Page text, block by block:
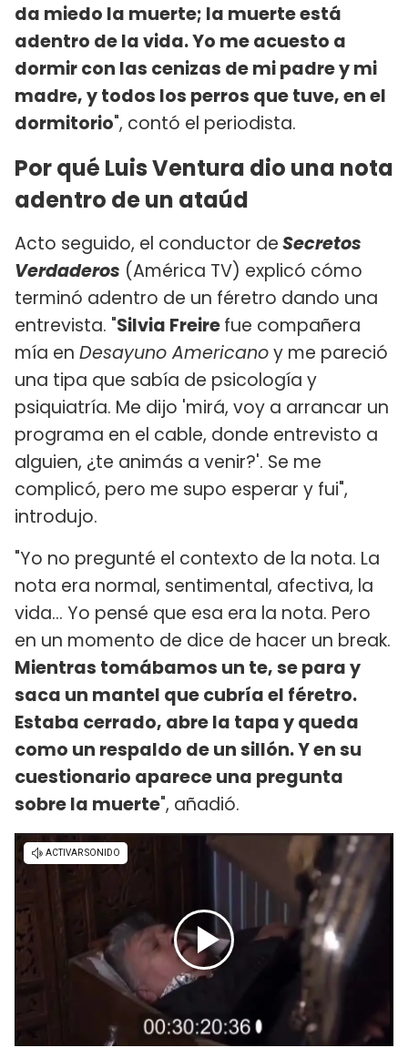
da miedo la muerte; la muerte está
adentro de la vida. Yo me acuesto a
dormir con las cenizas de mi padre y mi
madre, y todos los perros que tuve, en el
dormitorio", contó el periodista.
Por qué Luis Ventura dio una nota
adentro de un ataúd
Acto seguido, el conductor deSecretos
Verdaderos (América TV) explicó cómo
terminó adentro de un féretro dando una
entrevista. "Silvia Freirefue compañera
mía en Desayuno Americanoy me pareció
una tipa que sabía de psicología y
psiquiatría. Me dijo 'mirá, voy a arrancar un
programa en el cable, donde entrevisto a
alguien, ¿te animás a venir?'. Se me
complicó, pero me supo esperar y fui",
introdujo.
"Yo no pregunté el contexto de la nota. La
nota era normal, sentimental, afectiva, la
vida... Yo pensé que esa era la nota. Pero
en un momento de dice de hacer un break.
Mientras tomábamos un te, se para y
saca un mantel que cubría el féretro.
Estaba cerrado, abre la tapa y queda
como un respaldo de un sillón. Y en su
cuestionario aparece una pregunta
sobre la muerte", añadió.